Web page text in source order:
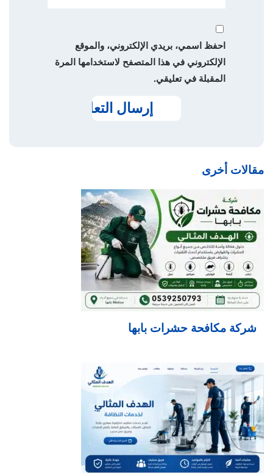
احفظ اسمي، بريدي الإلكتروني، والموقع
الإلكتروني في هذا المتصفح لاستخدامها المرة
المقبلة في تعليقي.
مقالات أخرى
شركة مكافحة حشرات بابها